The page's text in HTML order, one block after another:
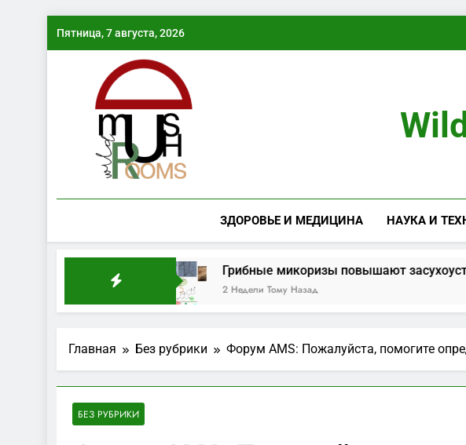
содержимому
Пятница, 7 августа, 2026
ЗДОРОВЬЕ И МЕДИЦИНА НАУКА И
Грибные микоризы повышают
2 Недели Тому Назад
Главная Без рубрики Форум AMS: Пожалуйста, помогите
БЕЗ РУБРИКИ